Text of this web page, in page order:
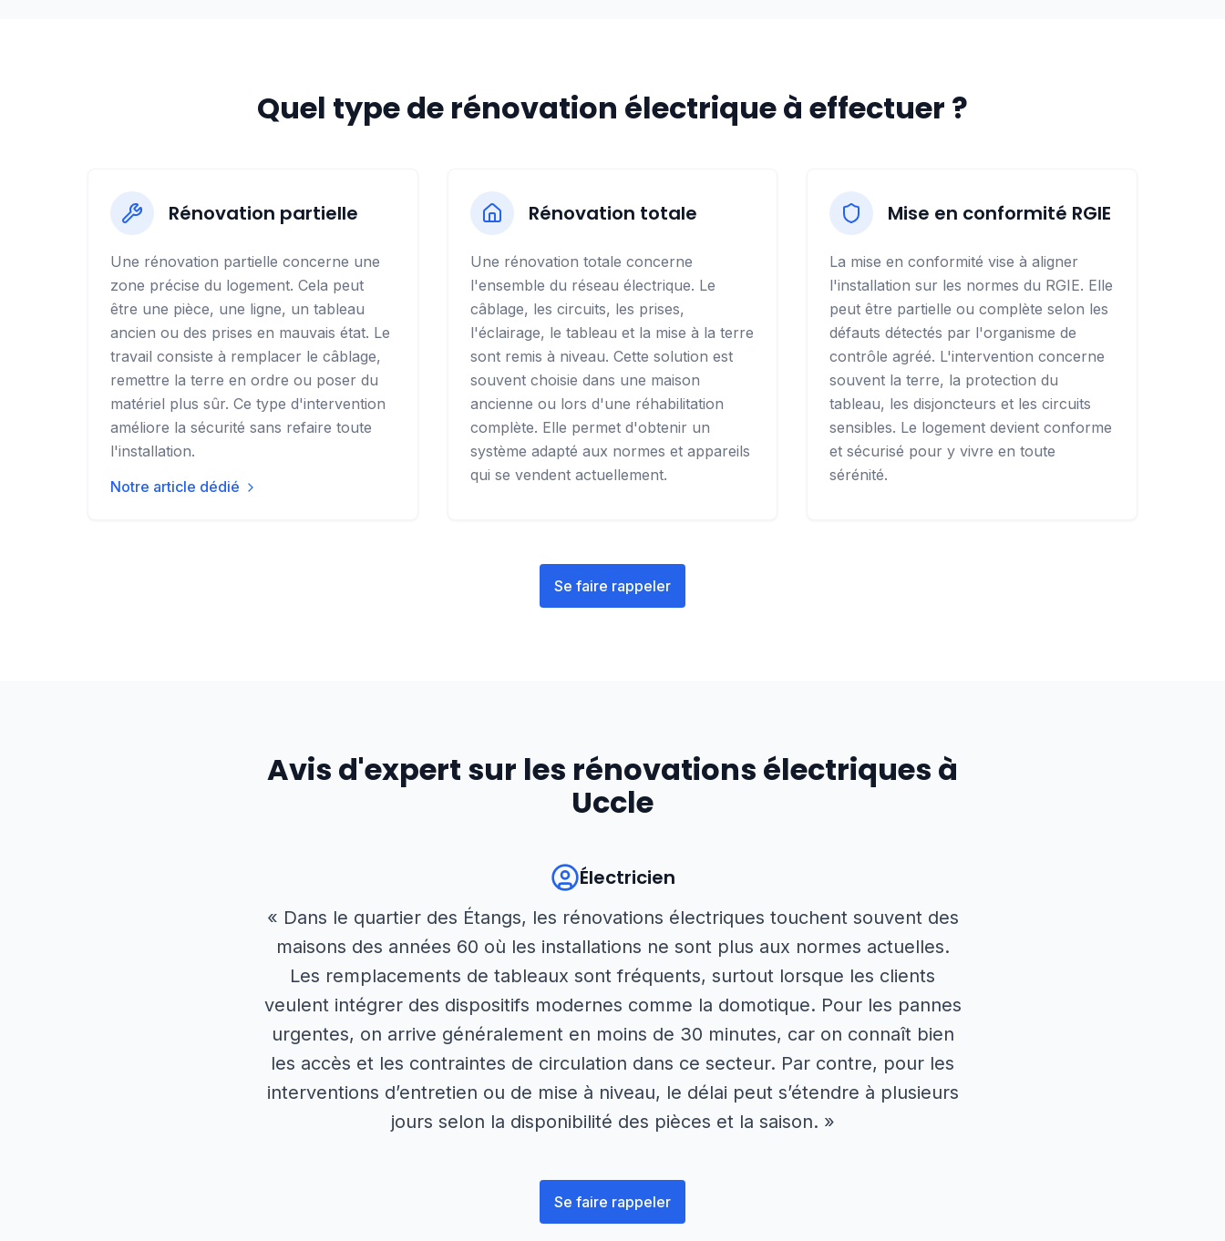
Quel type de rénovation électrique à effectuer ?
Rénovation partielle
Une rénovation partielle concerne une
zone précise du logement. Cela peut
être une pièce, une ligne, un tableau
ancien ou des prises en mauvais état. Le
travail consiste à remplacer le câblage,
remettre la terre en ordre ou poser du
matériel plus sûr. Ce type d'intervention
améliore la sécurité sans refaire toute
l'installation.
Notre article dédié
Rénovation totale
Une rénovation totale concerne
l'ensemble du réseau électrique. Le
câblage, les circuits, les prises,
l'éclairage, le tableau et la mise à la terre
sont remis à niveau. Cette solution est
souvent choisie dans une maison
ancienne ou lors d'une réhabilitation
complète. Elle permet d'obtenir un
système adapté aux normes et appareils
qui se vendent actuellement.
Mise en conformité RGIE
La mise en conformité vise à aligner
l'installation sur les normes du RGIE. Elle
peut être partielle ou complète selon les
défauts détectés par l'organisme de
contrôle agréé. L'intervention concerne
souvent la terre, la protection du
tableau, les disjoncteurs et les circuits
sensibles. Le logement devient conforme
et sécurisé pour y vivre en toute
sérénité.
Se faire rappeler
Avis d'expert sur les rénovations électriques à
Uccle
Électricien
« Dans le quartier des Étangs, les rénovations électriques touchent souvent des
maisons des années 60 où les installations ne sont plus aux normes actuelles.
Les remplacements de tableaux sont fréquents, surtout lorsque les clients
veulent intégrer des dispositifs modernes comme la domotique. Pour les pannes
urgentes, on arrive généralement en moins de 30 minutes, car on connaît bien
les accès et les contraintes de circulation dans ce secteur. Par contre, pour les
interventions d’entretien ou de mise à niveau, le délai peut s’étendre à plusieurs
jours selon la disponibilité des pièces et la saison. »
Se faire rappeler